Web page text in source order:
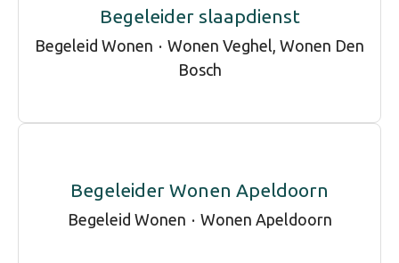
Begeleider slaapdienst
Begeleid Wonen · Wonen Veghel, Wonen Den
Bosch
Begeleider Wonen Apeldoorn
Begeleid Wonen · Wonen Apeldoorn